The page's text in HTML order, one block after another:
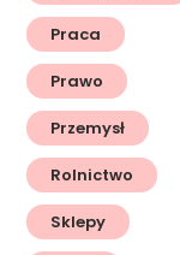
Praca
Prawo
Przemysł
Rolnictwo
Sklepy